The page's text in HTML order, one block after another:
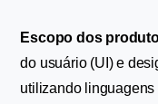
Escopo dos
do usuário (UI) e
utilizando